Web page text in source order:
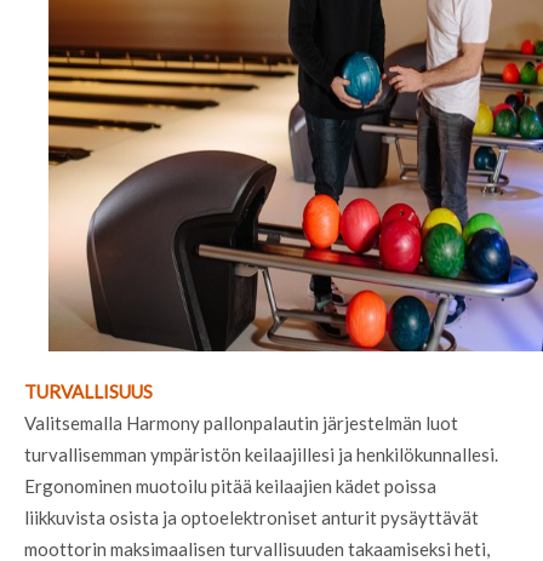
TURVALLISUUS
Valitsemalla Harmony pallonpalautin järjestelmän luot
turvallisemman ympäristön keilaajillesi ja henkilökunnallesi.
Ergonominen muotoilu pitää keilaajien kädet poissa
liikkuvista osista ja optoelektroniset anturit pysäyttävät
moottorin maksimaalisen turvallisuuden takaamiseksi heti,